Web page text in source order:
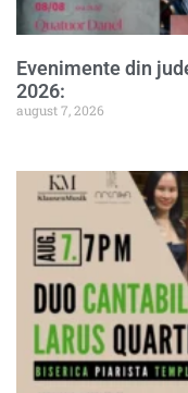
Evenimente din
2026:
august 7, 2026